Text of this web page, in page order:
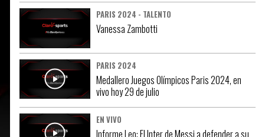
PARIS 2024 - TALENTO
Vanessa Zambotti
PARIS 2024
Medallero Juegos Olímpicos Paris 2024, en
vivo hoy 29 de julio
EN VIVO
Informe Leo: El Inter de Messi a defender a su